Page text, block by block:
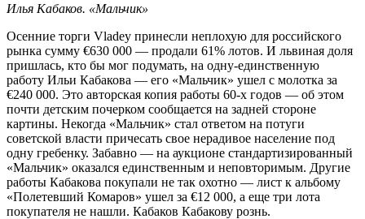
Илья Кабаков. «Мальчик»
Осенние торги Vladey принесли неплохую для российского
рынка сумму €630 000 — продали 61% лотов. И львиная доля
пришлась, кто бы мог подумать, на одну-единственную
работу Ильи Кабакова — его «Мальчик» ушел с молотка за
€240 000. Это авторская копия работы 60-х годов — об этом
почти детским почерком сообщается на задней стороне
картины. Некогда «Мальчик» стал ответом на потуги
советской власти причесать свое нерадивое население под
одну гребенку. Забавно — на аукционе стандартизированный
«Мальчик» оказался единственным и неповторимым. Другие
работы Кабакова покупали не так охотно — лист к альбому
«Полетевший Комаров» ушел за €12 000, а еще три лота
покупателя не нашли. Кабаков Кабакову рознь.